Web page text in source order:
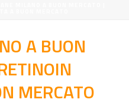
A BUON
MERCATO